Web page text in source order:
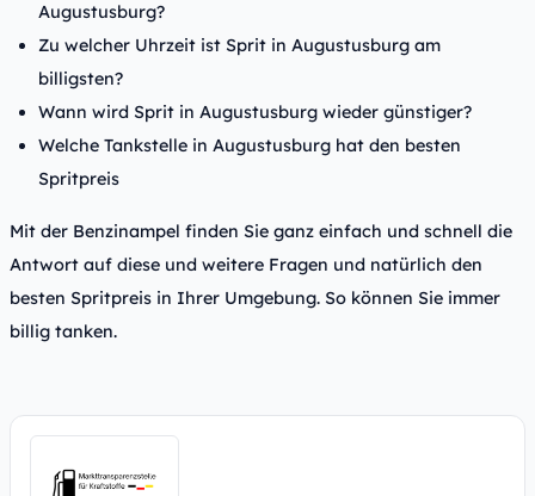
Augustusburg?
Zu welcher Uhrzeit ist Sprit in Augustusburg am
billigsten?
Wann wird Sprit in Augustusburg wieder günstiger?
Welche Tankstelle in Augustusburg hat den besten
Spritpreis
Mit der Benzinampel finden Sie ganz einfach und schnell die
Antwort auf diese und weitere Fragen und natürlich den
besten Spritpreis in Ihrer Umgebung. So können Sie immer
billig tanken.